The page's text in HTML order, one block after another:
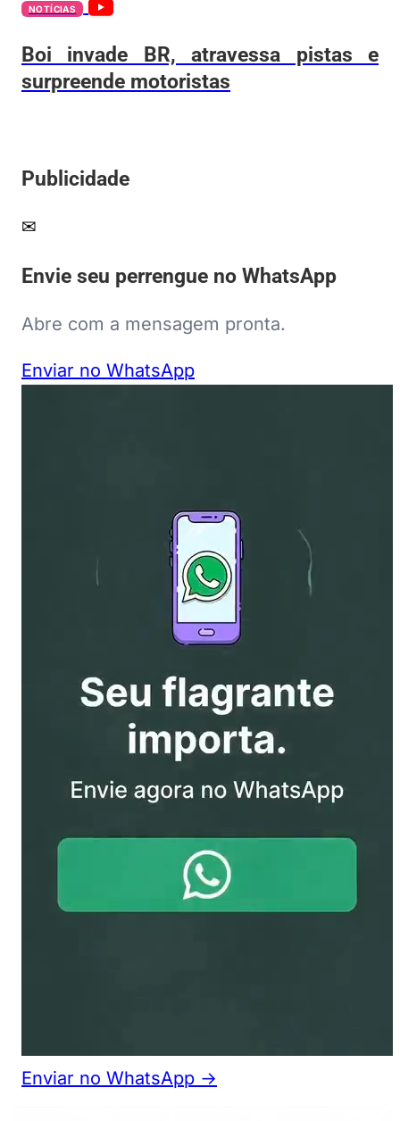
NOTÍCIAS
Boi invade BR, atravessa pistas e
surpreende motoristas
Publicidade
✉
Envie seu perrengue no WhatsApp
Abre com a mensagem pronta.
Enviar no WhatsApp
Enviar no WhatsApp →